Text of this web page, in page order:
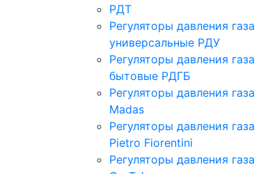
РДТ
Регуляторы давления газа
универсальные РДУ
Регуляторы давления газа
бытовые РДГБ
Регуляторы давления газа
Madas
Регуляторы давления газа
Рietro Fiorentini
Регуляторы давления газа